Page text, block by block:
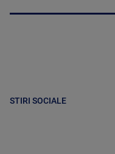
STIRI SOCIALE